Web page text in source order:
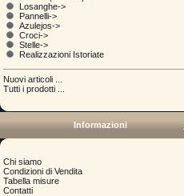
Losanghe->
Pannelli->
Azulejos->
Croci->
Stelle->
Realizzazioni Istoriate
Nuovi articoli ...
Tutti i prodotti ...
Informazioni
Chi siamo
Condizioni di Vendita
Tabella misure
Contatti